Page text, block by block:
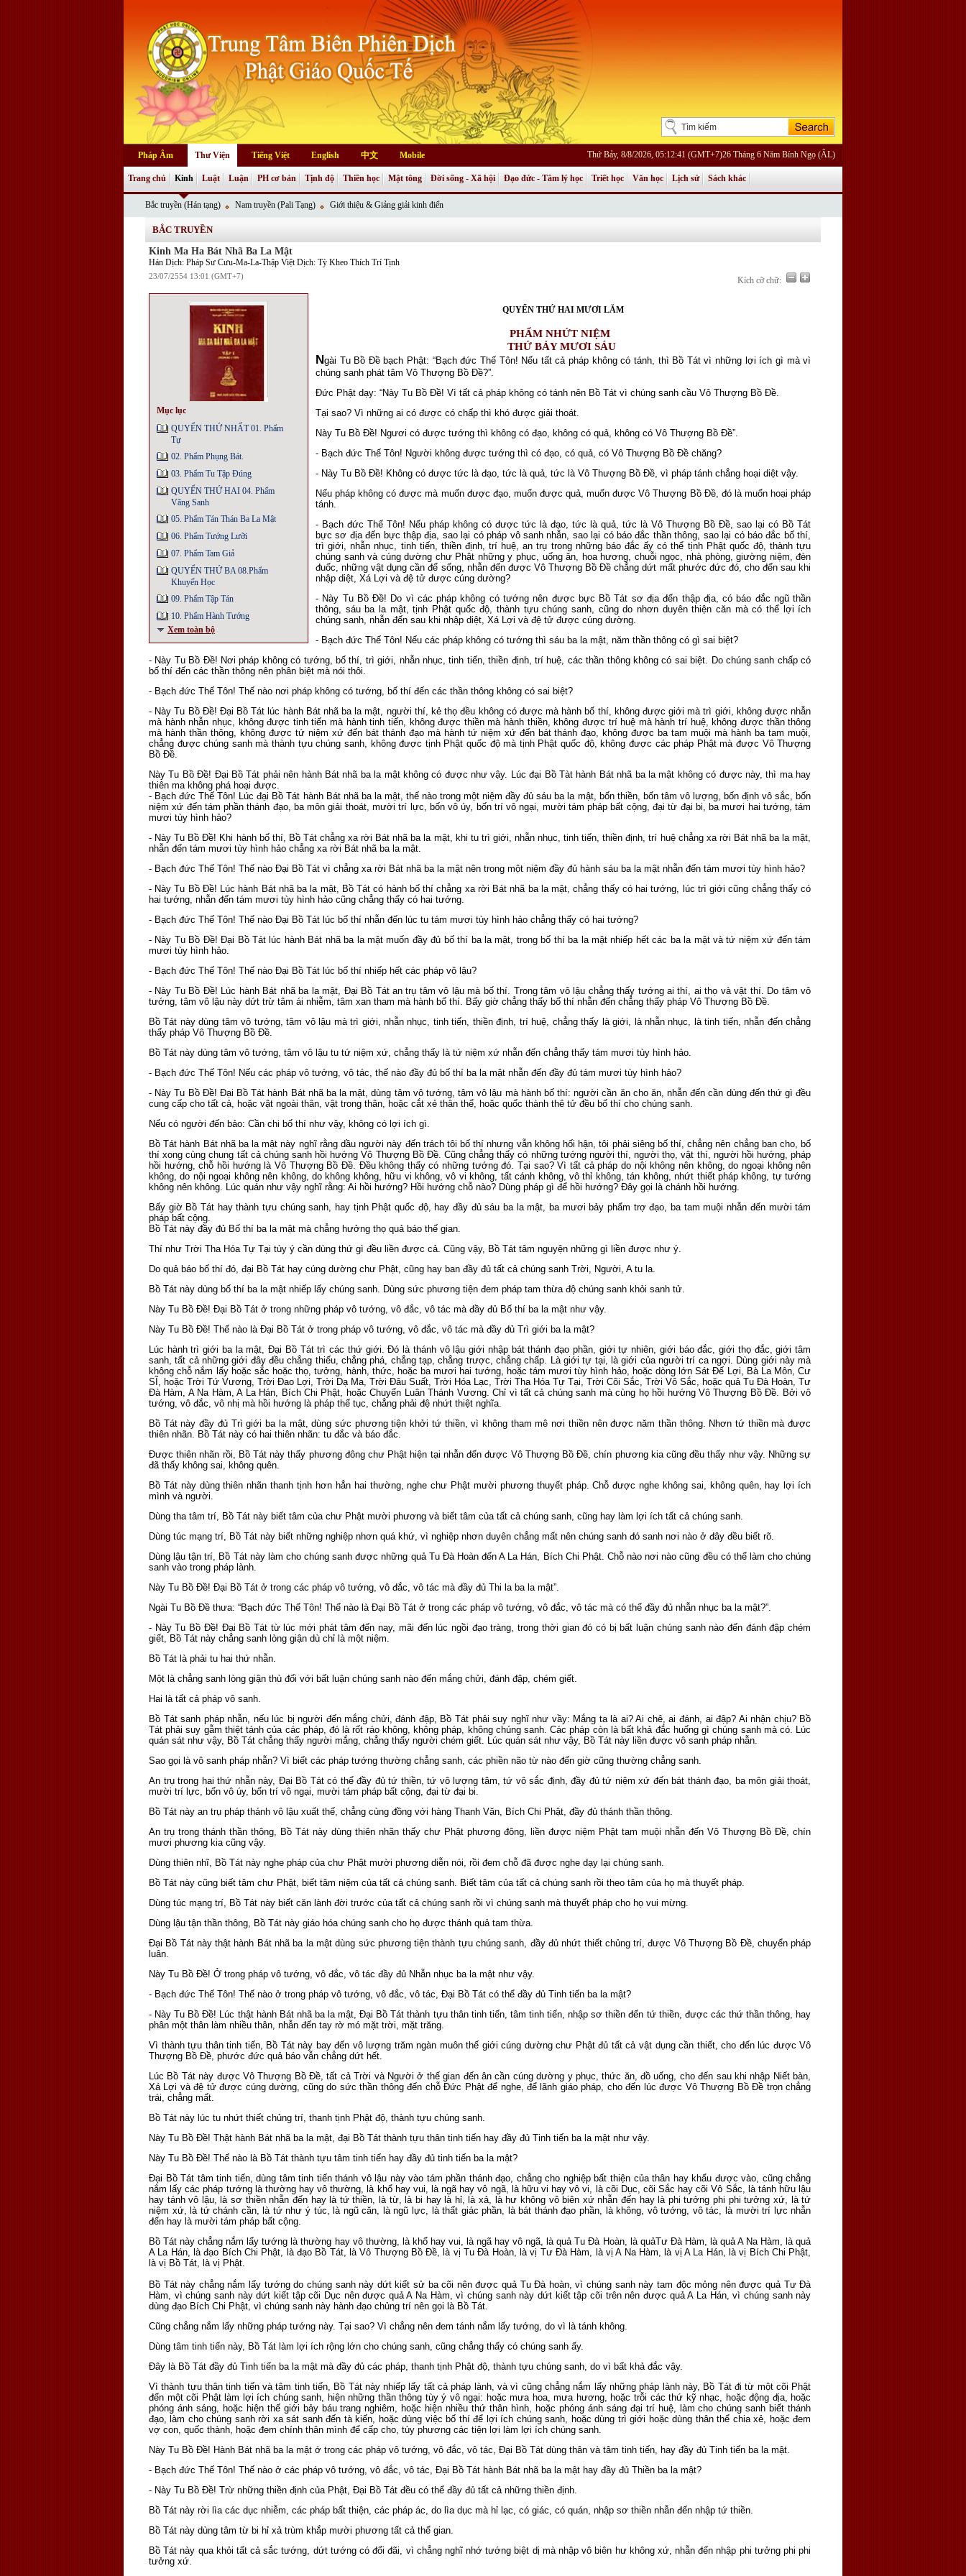
Pháp Âm Thư Viện Tiếng Việt English 中文 Mobile Thứ Bảy, 8/8/2026, 05:12:41 (GMT+7)26 Tháng 6 Năm Bính Ngọ (ÂL)
Trang chủ Kinh
Bắc truyền (Hán tạng) Nam truyền (Pali Tạng) Giới thiệu & Giảng giải kinh điển
Luật Luận PH cơ bản Tịnh độ Thiền học Mật tông Đời sống - Xã hội Đạo đức - Tâm lý học Triết học Văn học Lịch sử Sách khác
BẮC TRUYỀN
Kinh Ma Ha Bát Nhã Ba La Mật
Hán Dịch: Pháp Sư Cưu-Ma-La-Thập Việt Dịch: Tỳ Kheo Thích Trí Tịnh
23/07/2554 13:01 (GMT+7) Kích cỡ chữ:
Mục lục
QUYỂN THỨ NHẤT 01. Phẩm
Tự
02. Phẩm Phụng Bát.
03. Phẩm Tu Tập Đúng
QUYỂN THỨ HAI 04. Phẩm
Vãng Sanh
05. Phẩm Tán Thán Ba La Mật
06. Phẩm Tướng Lưỡi
07. Phẩm Tam Giả
QUYỂN THỨ BA 08.Phẩm
Khuyến Học
09. Phẩm Tập Tán
10. Phẩm Hành Tướng
Xem toàn bộ
QUYỂN THỨ HAI MƯƠI LĂM
PHẨM NHỨT NIỆM
THỨ BẢY MƯƠI SÁU
Ngài Tu Bồ Ðề bạch Phật: “Bạch đức Thế Tôn! Nếu tất cả pháp không có tánh, thì Bồ Tát vì những lợi ích gì mà vì
chúng sanh phát tâm Vô Thượng Bồ Ðề?”.
Ðức Phật dạy: “Này Tu Bồ Ðề! Vì tất cả pháp không có tánh nên Bồ Tát vì chúng sanh cầu Vô Thượng Bồ Ðề.
Tại sao? Vì những ai có được có chấp thì khó được giải thoát.
Này Tu Bồ Ðề! Ngươi có được tướng thì không có đạo, không có quả, không có Vô Thượng Bồ Ðề”.
- Bạch đức Thế Tôn! Người không được tướng thì có đạo, có quả, có Vô Thượng Bồ Ðề chăng?
- Này Tu Bồ Ðề! Không có được tức là đạo, tức là quả, tức là Vô Thượng Bồ Ðề, vì pháp tánh chẳng hoại diệt vậy.
Nếu pháp không có được mà muốn được đạo, muốn được quả, muốn được Vô Thượng Bồ Ðề, đó là muốn hoại pháp
tánh.
- Bạch đức Thế Tôn! Nếu pháp không có được tức là đạo, tức là quả, tức là Vô Thượng Bồ Ðề, sao lại có Bồ Tát
bực sơ địa đến bực thập địa, sao lại có pháp vô sanh nhẫn, sao lại có báo đắc thần thông, sao lại có báo đắc bố thí,
trì giới, nhẫn nhục, tinh tiến, thiền định, trí huệ, an trụ trong những báo đắc ấy có thể tịnh Phật quốc độ, thành tựu
chúng sanh và cúng dường chư Phật những y phục, uống ăn, hoa hương, chuỗi ngọc, nhà phòng, giường niệm, đèn
đuốc, những vật dụng cần để sống, nhẫn đến được Vô Thượng Bồ Ðề chẳng dứt mất phước đức đó, cho đến sau khi
nhập diệt, Xá Lợi và đệ tử được cúng dường?
- Này Tu Bồ Ðề! Do vì các pháp không có tướng nên được bực Bồ Tát sơ địa đến thập địa, có báo đắc ngũ thần
thông, sáu ba la mật, tịnh Phật quốc độ, thành tựu chúng sanh, cũng do nhơn duyên thiện căn mà có thể lợi ích
chúng sanh, nhẫn đến sau khi nhập diệt, Xá Lợi và đệ tử được cúng dường.
- Bạch đức Thế Tôn! Nếu các pháp không có tướng thì sáu ba la mật, năm thần thông có gì sai biệt?
- Này Tu Bồ Ðề! Nơi pháp không có tướng, bố thí, trì giới, nhẫn nhục, tinh tiến, thiền định, trí huệ, các thần thông không có sai biệt. Do chúng sanh chấp có
bố thí đến các thần thông nên phân biệt mà nói thôi.
- Bạch đức Thế Tôn! Thế nào nơi pháp không có tướng, bố thí đến các thần thông không có sai biệt?
- Này Tu Bồ Ðề! Ðại Bồ Tát lúc hành Bát nhã ba la mật, người thí, kẻ thọ đều không có được mà hành bố thí, không được giới mà trì giới, không được nhẫn
mà hành nhẫn nhục, không được tinh tiến mà hành tinh tiến, không được thiền mà hành thiền, không được trí huệ mà hành trí huệ, không được thần thông
mà hành thần thông, không được tứ niệm xứ đến bát thánh đạo mà hành tứ niệm xứ đến bát thánh đạo, không được ba tam muội mà hành ba tam muội,
chẳng được chúng sanh mà thành tựu chúng sanh, không được tịnh Phật quốc độ mà tịnh Phật quốc độ, không được các pháp Phật mà được Vô Thượng
Bồ Ðề.
Này Tu Bồ Ðề! Ðại Bồ Tát phải nên hành Bát nhã ba la mật không có được như vậy. Lúc đại Bồ Tàt hành Bát nhã ba la mật không có được này, thì ma hay
thiên ma không phá hoại được.
- Bạch đức Thế Tôn! Lúc đại Bồ Tát hành Bát nhã ba la mật, thế nào trong một niệm đầy đủ sáu ba la mật, bốn thiền, bốn tâm vô lượng, bốn định vô sắc, bốn
niệm xứ đến tám phần thánh đạo, ba môn giải thoát, mười trí lực, bốn vô úy, bốn trí vô ngại, mười tám pháp bất cộng, đại từ đại bi, ba mươi hai tướng, tám
mươi tùy hình hảo?
- Này Tu Bồ Ðề! Khi hành bố thí, Bồ Tát chẳng xa rời Bát nhã ba la mật, khi tu trì giới, nhẫn nhục, tinh tiến, thiền định, trí huệ chẳng xa rời Bát nhã ba la mật,
nhẫn đến tám mươi tùy hình hảo chẳng xa rời Bát nhã ba la mật.
- Bạch đức Thế Tôn! Thế nào Ðại Bồ Tát vì chẳng xa rời Bát nhã ba la mật nên trong một niệm đầy đủ hành sáu ba la mật nhẫn đến tám mươi tùy hình hảo?
- Này Tu Bồ Ðề! Lúc hành Bát nhã ba la mật, Bồ Tát có hành bố thí chẳng xa rời Bát nhã ba la mật, chẳng thấy có hai tướng, lúc trì giới cũng chẳng thấy có
hai tướng, nhẫn đến tám mươi tùy hình hảo cũng chẳng thấy có hai tướng.
- Bạch đức Thế Tôn! Thế nào Ðại Bồ Tát lúc bố thí nhẫn đến lúc tu tám mươi tùy hình hảo chẳng thấy có hai tướng?
- Này Tu Bồ Ðề! Ðại Bồ Tát lúc hành Bát nhã ba la mật muốn đầy đủ bố thí ba la mật, trong bố thí ba la mật nhiếp hết các ba la mật và tứ niệm xứ đến tám
mươi tùy hình hảo.
- Bạch đức Thế Tôn! Thế nào Ðại Bồ Tát lúc bố thí nhiếp hết các pháp vô lậu?
- Này Tu Bồ Ðề! Lúc hành Bát nhã ba la mật, Ðại Bồ Tát an trụ tâm vô lậu mà bố thí. Trong tâm vô lậu chẳng thấy tướng ai thí, ai thọ và vật thí. Do tâm vô
tướng, tâm vô lậu này dứt trừ tâm ái nhiễm, tâm xan tham mà hành bố thí. Bấy giờ chẳng thấy bố thí nhẫn đến chẳng thấy pháp Vô Thượng Bồ Ðề.
Bồ Tát này dùng tâm vô tướng, tâm vô lậu mà trì giới, nhẫn nhục, tinh tiến, thiền định, trí huệ, chẳng thấy là giới, là nhẫn nhục, là tinh tiến, nhẫn đến chẳng
thấy pháp Vô Thượng Bồ Ðề.
Bồ Tát này dùng tâm vô tướng, tâm vô lậu tu tứ niệm xứ, chẳng thấy là tứ niệm xứ nhẫn đến chẳng thấy tám mươi tùy hình hảo.
- Bạch đức Thế Tôn! Nếu các pháp vô tướng, vô tác, thế nào đầy đủ bố thí ba la mật nhẫn đến đầy đủ tám mươi tùy hình hảo?
- Này Tu Bồ Ðề! Ðại Bồ Tát hành Bát nhã ba la mật, dùng tâm vô tướng, tâm vô lậu mà hành bố thí: người cần ăn cho ăn, nhẫn đến cần dùng đến thứ gì đều
cung cấp cho tất cả, hoặc vật ngoài thân, vật trong thân, hoặc cắt xẻ thân thể, hoặc quốc thành thê tử đều bố thí cho chúng sanh.
Nếu có người đến bảo: Cần chi bố thí như vậy, không có lợi ích gì.
Bồ Tát hành Bát nhã ba la mật này nghĩ rằng dầu người này đến trách tôi bố thí nhưng vẫn không hối hận, tôi phải siêng bố thí, chẳng nên chẳng ban cho, bố
thí xong cùng chung tất cả chúng sanh hồi hướng Vô Thượng Bồ Ðề. Cũng chẳng thấy có những tướng người thí, người thọ, vật thí, người hồi hướng, pháp
hồi hướng, chỗ hồi hướng là Vô Thượng Bồ Ðề. Ðều không thấy có những tướng đó. Tại sao? Vì tất cả pháp do nội không nên không, do ngoại không nên
không, do nội ngoại không nên không, do không không, hữu vi không, vô vi không, tất cánh không, vô thỉ không, tán không, nhứt thiết pháp không, tự tướng
không nên không. Lúc quán như vậy nghĩ rằng: Ai hồi hướng? Hồi hướng chỗ nào? Dùng pháp gì để hồi hướng? Ðây gọi là chánh hồi hướng.
Bấy giờ Bồ Tát hay thành tựu chúng sanh, hay tịnh Phật quốc độ, hay đầy đủ sáu ba la mật, ba mươi bảy phẩm trợ đạo, ba tam muội nhẫn đến mười tám
pháp bất cộng.
Bồ Tát này đầy đủ Bố thí ba la mật mà chẳng hưởng thọ quả báo thế gian.
Thí như Trời Tha Hóa Tự Tại tùy ý cần dùng thứ gì đều liền được cả. Cũng vậy, Bồ Tát tâm nguyện những gì liền được như ý.
Do quả báo bố thí đó, đại Bồ Tát hay cúng dường chư Phật, cũng hay ban đầy đủ tất cả chúng sanh Trời, Người, A tu la.
Bồ Tát này dùng bố thí ba la mật nhiếp lấy chúng sanh. Dùng sức phương tiện đem pháp tam thừa độ chúng sanh khỏi sanh tử.
Này Tu Bồ Ðề! Ðại Bồ Tát ở trong những pháp vô tướng, vô đắc, vô tác mà đầy đủ Bố thí ba la mật như vậy.
Này Tu Bồ Ðề! Thế nào là Ðại Bồ Tát ở trong pháp vô tướng, vô đắc, vô tác mà đầy đủ Trì giới ba la mật?
Lúc hành trì giới ba la mật, Ðại Bồ Tát trì các thứ giới. Ðó là thánh vô lậu giới nhập bát thánh đạo phần, giới tự nhiên, giới báo đắc, giới thọ đắc, giới tâm
sanh, tất cả những giới đây đều chẳng thiếu, chẳng phá, chẳng tạp, chẳng trược, chẳng chấp. Là giới tự tại, là giới của người trí ca ngợi. Dùng giới này mà
không chỗ nắm lấy hoặc sắc hoặc thọ, tưởng, hành, thức, hoặc ba mươi hai tướng, hoặc tám mươi tùy hình hảo, hoặc dòng lớn Sát Ðế Lợi, Bà La Môn, Cư
SĨ, hoặc Trời Tứ Vương, Trời Ðao Lợi, Trời Dạ Ma, Trời Ðâu Suất, Trời Hóa Lạc, Trời Tha Hóa Tự Tại, Trời Cõi Sắc, Trời Vô Sắc, hoặc quả Tu Ðà Hoàn, Tư
Ðà Hàm, A Na Hàm, A La Hán, Bích Chi Phật, hoặc Chuyển Luân Thánh Vương. Chỉ vì tất cả chúng sanh mà cùng họ hồi hướng Vô Thượng Bồ Ðề. Bởi vô
tướng, vô đắc, vô nhị mà hồi hướng là pháp thế tục, chẳng phải đệ nhứt thiệt nghĩa.
Bồ Tát này đầy đủ Trì giới ba la mật, dùng sức phương tiện khởi tứ thiền, vì không tham mê nơi thiền nên được năm thần thông. Nhơn tứ thiền mà được
thiên nhãn. Bồ Tát này có hai thiên nhãn: tu đắc và báo đắc.
Ðược thiên nhãn rồi, Bồ Tát này thấy phương đông chư Phật hiện tại nhẫn đến được Vô Thượng Bồ Ðề, chín phương kia cũng đều thấy như vậy. Những sự
đã thấy không sai, không quên.
Bồ Tát này dùng thiên nhãn thanh tịnh hơn hẳn hai thường, nghe chư Phật mười phương thuyết pháp. Chỗ được nghe không sai, không quên, hay lợi ích
mình và người.
Dùng tha tâm trí, Bồ Tát này biết tâm của chư Phật mười phương và biết tâm của tất cả chúng sanh, cũng hay làm lợi ích tất cả chúng sanh.
Dùng túc mạng trí, Bồ Tát này biết những nghiệp nhơn quá khứ, vì nghiệp nhơn duyên chẳng mất nên chúng sanh đó sanh nơi nào ở đây đều biết rõ.
Dùng lậu tận trí, Bồ Tát này làm cho chúng sanh được những quả Tu Ðà Hoàn đến A La Hán, Bích Chi Phật. Chỗ nào nơi nào cũng đều có thể làm cho chúng
sanh vào trong pháp lành.
Này Tu Bồ Ðề! Ðại Bồ Tát ở trong các pháp vô tướng, vô đắc, vô tác mà đầy đủ Thi la ba la mật”.
Ngài Tu Bồ Ðề thưa: “Bạch đức Thế Tôn! Thế nào là Ðại Bồ Tát ở trong các pháp vô tướng, vô đắc, vô tác mà có thể đầy đủ nhẫn nhục ba la mật?”.
- Này Tu Bồ Ðề! Ðại Bồ Tát từ lúc mới phát tâm đến nay, mãi đến lúc ngồi đạo tràng, trong thời gian đó có bị bất luận chúng sanh nào đến đánh đập chém
giết, Bồ Tát này chẳng sanh lòng giận dù chỉ là một niệm.
Bồ Tát là phải tu hai thứ nhẫn.
Một là chẳng sanh lòng giận thù đối với bất luận chúng sanh nào đến mắng chửi, đánh đập, chém giết.
Hai là tất cả pháp vô sanh.
Bồ Tát sanh pháp nhẫn, nếu lúc bị người đến mắng chửi, đánh đập, Bồ Tát phải suy nghĩ như vầy: Mắng ta là ai? Ai chê, ai đánh, ai đập? Ai nhận chịu? Bồ
Tát phải suy gẫm thiệt tánh của các pháp, đó là rốt ráo không, không pháp, không chúng sanh. Các pháp còn là bất khả đắc huống gì chúng sanh mà có. Lúc
quán sát như vậy, Bồ Tát chẳng thấy người mắng, chẳng thấy người chém giết. Lúc quán sát như vậy, Bồ Tát này liền được vô sanh pháp nhẫn.
Sao gọi là vô sanh pháp nhẫn? Vì biết các pháp tướng thường chẳng sanh, các phiền não từ nào đến giờ cũng thường chẳng sanh.
An trụ trong hai thứ nhẫn này, Ðại Bồ Tát có thể đầy đủ tứ thiền, tứ vô lượng tâm, tứ vô sắc định, đầy đủ tứ niệm xứ đến bát thánh đạo, ba môn giải thoát,
mười trí lực, bốn vô úy, bốn trí vô ngại, mười tám pháp bất cộng, đại từ đại bi.
Bồ Tát này an trụ pháp thánh vô lậu xuất thế, chẳng cùng đồng với hàng Thanh Văn, Bích Chi Phật, đầy đủ thánh thần thông.
An trụ trong thánh thần thông, Bồ Tát này dùng thiên nhãn thấy chư Phật phương đông, liền được niệm Phật tam muội nhẫn đến Vô Thượng Bồ Ðề, chín
mươi phương kia cũng vậy.
Dùng thiên nhĩ, Bồ Tát này nghe pháp của chư Phật mười phương diễn nói, rồi đem chỗ đã được nghe dạy lại chúng sanh.
Bồ Tát này cũng biết tâm chư Phật, biết tâm niệm của tất cả chúng sanh. Biết tâm của tất cả chúng sanh rồi theo tâm của họ mà thuyết pháp.
Dùng túc mạng trí, Bồ Tát này biết căn lành đời trước của tất cả chúng sanh rồi vì chúng sanh mà thuyết pháp cho họ vui mừng.
Dùng lậu tận thần thông, Bồ Tát này giáo hóa chúng sanh cho họ được thánh quả tam thừa.
Ðại Bồ Tát này thật hành Bát nhã ba la mật dùng sức phương tiện thành tựu chúng sanh, đầy đủ nhứt thiết chủng trí, được Vô Thượng Bồ Ðề, chuyển pháp
luân.
Này Tu Bồ Ðề! Ở trong pháp vô tướng, vô đắc, vô tác đầy đủ Nhẫn nhục ba la mật như vậy.
- Bạch đức Thế Tôn! Thế nào ở trong pháp vô tướng, vô đắc, vô tác, Ðại Bồ Tát có thể đầy đủ Tinh tiến ba la mật?
- Này Tu Bồ Ðề! Lúc thật hành Bát nhã ba la mật, Ðại Bồ Tát thành tựu thân tinh tiến, tâm tinh tiến, nhập sơ thiền đến tứ thiền, được các thứ thần thông, hay
phân một thân làm nhiều thân, nhẫn đến tay rờ mó mặt trời, mặt trăng.
Vì thành tựu thân tinh tiến, Bồ Tát này bay đến vô lượng trăm ngàn muôn thế giới cúng dường chư Phật đủ tất cả vật dụng cần thiết, cho đến lúc được Vô
Thượng Bồ Ðề, phước đức quả báo vẫn chẳng dứt hết.
Lúc Bồ Tát này được Vô Thượng Bồ Ðề, tất cả Trời và Người ở thế gian đến ân cần cúng dường y phục, thức ăn, đồ uống, cho đến sau khi nhập Niết bàn,
Xá Lợi và đệ tử được cúng dường, cũng do sức thần thông đến chỗ Đức Phật để nghe, để lãnh giáo pháp, cho đến lúc được Vô Thượng Bồ Ðề trọn chẳng
trái, chẳng mất.
Bồ Tát này lúc tu nhứt thiết chủng trí, thanh tịnh Phật độ, thành tựu chúng sanh.
Này Tu Bồ Ðề! Thật hành Bát nhã ba la mật, đại Bồ Tát thành tựu thân tinh tiến hay đầy đủ Tinh tiến ba la mật như vậy.
Này Tu Bồ Ðề! Thế nào là Bồ Tát thành tựu tâm tinh tiến hay đầy đủ tinh tiến ba la mật?
Ðại Bồ Tát tâm tinh tiến, dùng tâm tinh tiến thánh vô lậu này vào tám phần thánh đạo, chẳng cho nghiệp bất thiện của thân hay khẩu được vào, cũng chẳng
nắm lấy các pháp tướng là thường hay vô thường, là khổ hay vui, là ngã hay vô ngã, là hữu vi hay vô vi, là cõi Dục, cõi Sắc hay cõi Vô Sắc, là tánh hữu lậu
hay tánh vô lậu, là sơ thiền nhẫn đến hay là tứ thiền, là từ, là bi hay là hỉ, là xả, là hư không vô biên xứ nhẫn đến hay là phi tưởng phi phi tưởng xứ, là tứ
niệm xứ, là tứ chánh cần, là tứ như ý túc, là ngũ căn, là ngũ lực, là thất giác phần, là bát thánh đạo phần, là không, vô tướng, vô tác, là mười trí lực nhẫn
đến hay là mười tám pháp bất cộng.
Bồ Tát này chẳng nắm lấy tướng là thường hay vô thường, là khổ hay vui, là ngã hay vô ngã, là quả Tu Ðà Hoàn, là quảTư Ðà Hàm, là quả A Na Hàm, là quả
A La Hán, là đạo Bích Chi Phật, là đạo Bồ Tát, là Vô Thượng Bồ Ðề, là vị Tu Ðà Hoàn, là vị Tư Ðà Hàm, là vị A Na Hàm, là vị A La Hán, là vị Bích Chi Phật,
là vị Bồ Tát, là vị Phật.
Bồ Tát này chẳng nắm lấy tướng do chúng sanh này dứt kiết sử ba cõi nên được quả Tu Ðà hoàn, vì chúng sanh này tam độc mỏng nên được quả Tư Ðà
Hàm, vì chúng sanh này dứt kiết tập cõi Dục nên được quả A Na Hàm, vì chúng sanh này dứt kiết tập cõi trên nên được quả A La Hán, vì chúng sanh này
dùng đạo Bích Chi Phật, vì chúng sanh này hành đạo chủng trí nên gọi là Bồ Tát.
Cũng chẳng nắm lấy những pháp tướng này. Tại sao? Vì chẳng nên đem tánh nắm lấy tướng, do vì là tánh không.
Dùng tâm tinh tiến này, Bồ Tát làm lợi ích rộng lớn cho chúng sanh, cũng chẳng thấy có chúng sanh ấy.
Ðây là Bồ Tát đầy đủ Tinh tiến ba la mật mà đầy đủ các pháp, thanh tịnh Phật độ, thành tựu chúng sanh, do vì bất khả đắc vậy.
Vì thành tựu thân tinh tiến và tâm tinh tiến, Bồ Tát này nhiếp lấy tất cả pháp lành, và vì cũng chẳng nắm lấy những pháp lành này, Bồ Tát đi từ một cõi Phật
đến một cõi Phật làm lợi ích chúng sanh, hiện những thần thông tùy ý vô ngại: hoặc mưa hoa, mưa hương, hoặc trỗi các thứ kỹ nhạc, hoặc động địa, hoặc
phóng ánh sáng, hoặc hiện thế giới bảy báu trang nghiêm, hoặc hiện nhiều thứ thân hình, hoặc phóng ánh sáng đại trí huệ, làm cho chúng sanh biết thánh
đạo, làm cho chúng sanh rời xa sát sanh đến tà kiến, hoặc dùng việc bố thí để lợi ích chúng sanh, hoặc dùng trì giới hoặc dùng thân thể chia xẻ, hoặc đem
vợ con, quốc thành, hoặc đem chính thân mình để cấp cho, tùy phương các tiện lợi làm lợi ích chúng sanh.
Này Tu Bồ Ðề! Hành Bát nhã ba la mật ớ trong các pháp vô tướng, vô đắc, vô tác, Ðại Bồ Tát dùng thân và tâm tinh tiến, hay đầy đủ Tinh tiến ba la mật.
- Bạch đức Thế Tôn! Thế nào ở các pháp vô tướng, vô đắc, vô tác, Ðại Bồ Tát hành Bát nhã ba la mật hay đầy đủ Thiền ba la mật?
- Này Tu Bồ Ðề! Trừ những thiền định của Phật, Ðại Bồ Tát đều có thể đầy đủ tất cả những thiền định.
Bồ Tát này rời lìa các dục nhiễm, các pháp bất thiện, các pháp ác, do lìa dục mà hỉ lạc, có giác, có quán, nhập sơ thiền nhẫn đến nhập tứ thiền.
Bồ Tát này dùng tâm từ bi hỉ xả trùm khắp mười phương tất cả thế gian.
Bồ Tát này qua khỏi tất cả sắc tướng, dứt tướng có đối đãi, vì chẳng nghĩ nhớ tướng biệt dị mà nhập vô biên hư không xứ, nhẫn đến nhập phi tưởng phi phi
tưởng xứ.